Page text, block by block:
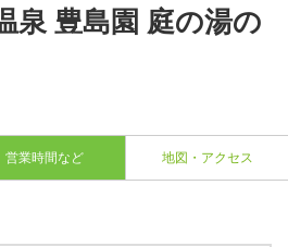
泉 豊島園 庭の湯の
営業時間など 地図・アクセス